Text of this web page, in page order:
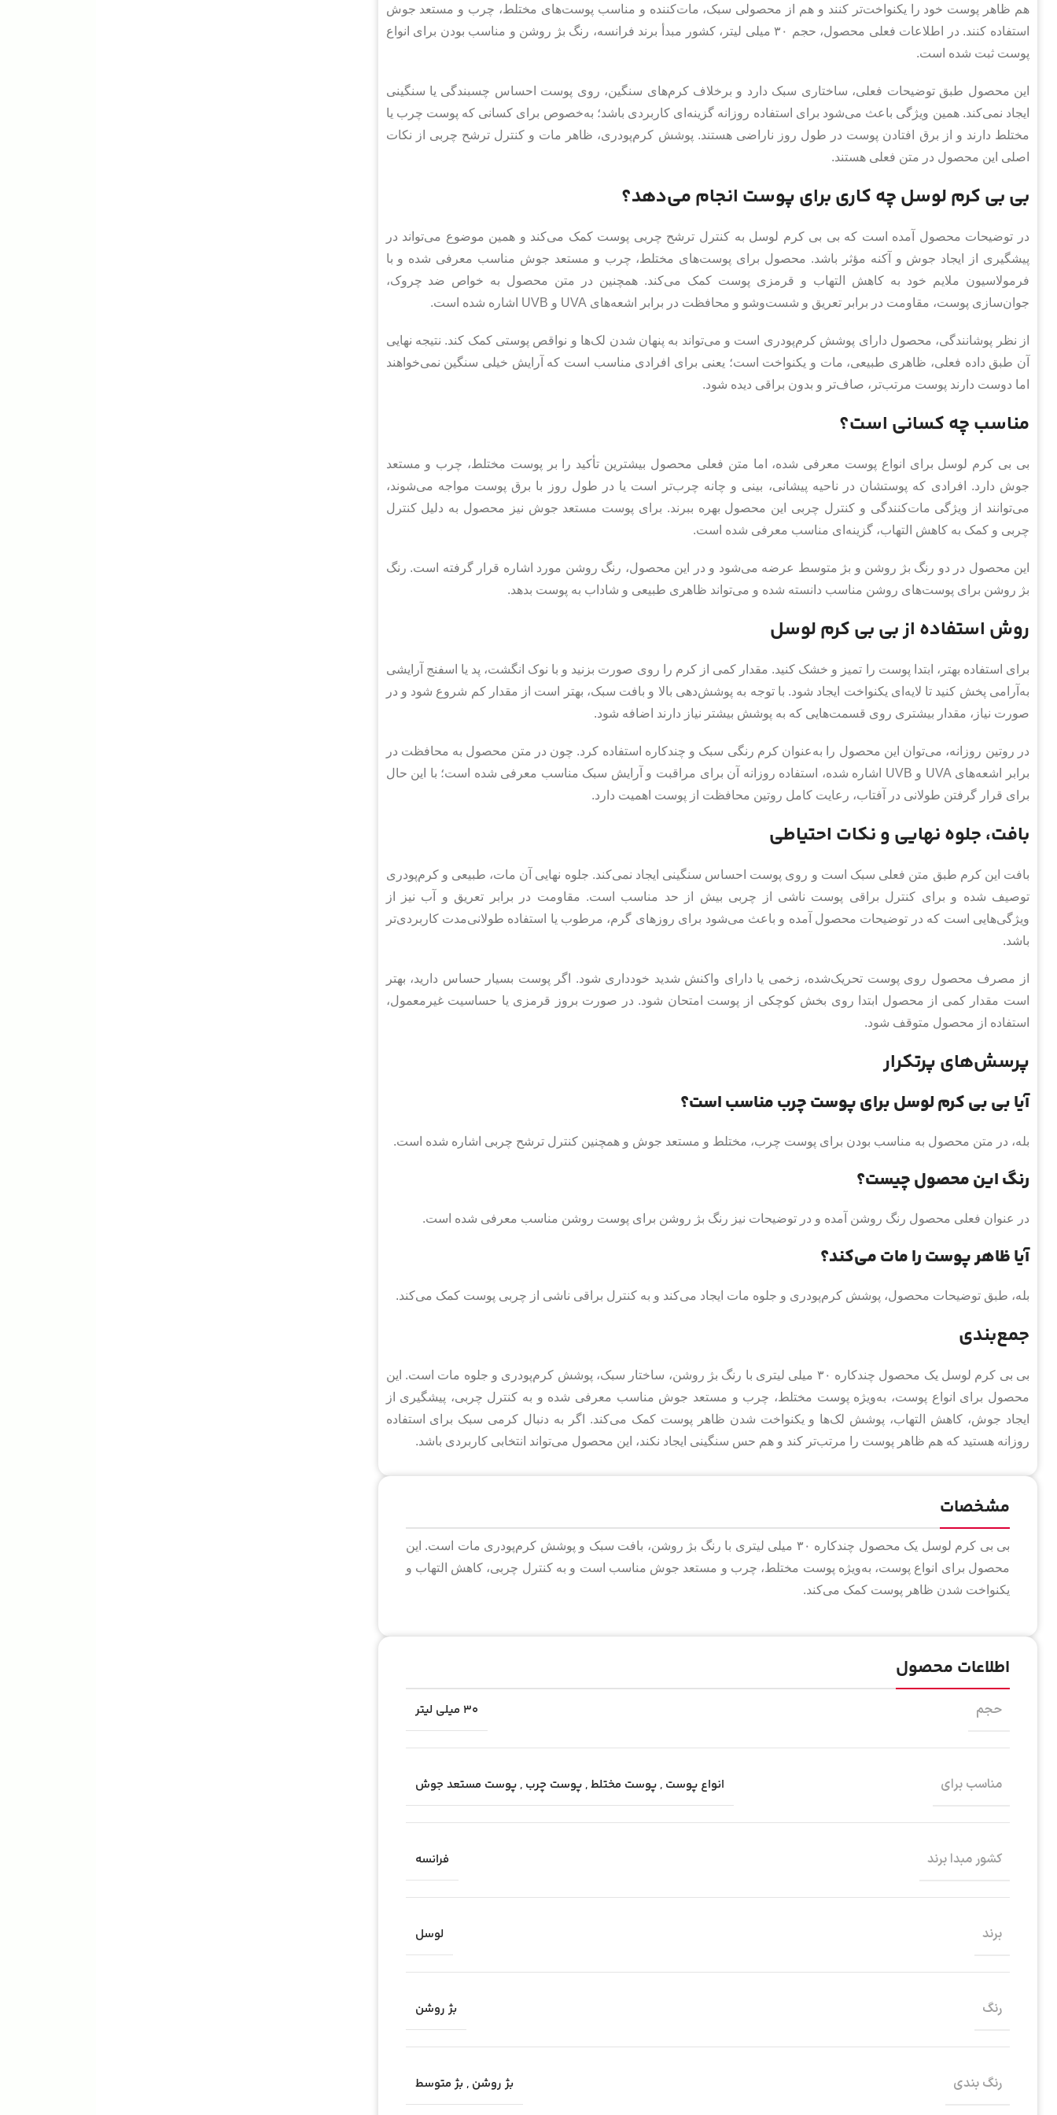
هم ظاهر پوست خود را یکنواخت‌تر کنند و هم از محصولی سبک، مات‌کننده و مناسب پوست‌های مختلط، چرب و مستعد جوش
استفاده کنند. در اطلاعات فعلی محصول، حجم ۳۰ میلی لیتر، کشور مبدأ برند فرانسه، رنگ بژ روشن و مناسب بودن برای انواع
پوست ثبت شده است.
این محصول طبق توضیحات فعلی، ساختاری سبک دارد و برخلاف کرم‌های سنگین، روی پوست احساس چسبندگی یا سنگینی
ایجاد نمی‌کند. همین ویژگی باعث می‌شود برای استفاده روزانه گزینه‌ای کاربردی باشد؛ به‌خصوص برای کسانی که پوست چرب یا
مختلط دارند و از برق افتادن پوست در طول روز ناراضی هستند. پوشش کرم‌پودری، ظاهر مات و کنترل ترشح چربی از نکات
اصلی این محصول در متن فعلی هستند.
بی بی کرم لوسل چه کاری برای پوست انجام می‌دهد؟
در توضیحات محصول آمده است که بی بی کرم لوسل به کنترل ترشح چربی پوست کمک می‌کند و همین موضوع می‌تواند در
پیشگیری از ایجاد جوش و آکنه مؤثر باشد. محصول برای پوست‌های مختلط، چرب و مستعد جوش مناسب معرفی شده و با
فرمولاسیون ملایم خود به کاهش التهاب و قرمزی پوست کمک می‌کند. همچنین در متن محصول به خواص ضد چروک،
جوان‌سازی پوست، مقاومت در برابر تعریق و شست‌وشو و محافظت در برابر اشعه‌های UVA و UVB اشاره شده است.
از نظر پوشانندگی، محصول دارای پوشش کرم‌پودری است و می‌تواند به پنهان شدن لک‌ها و نواقص پوستی کمک کند. نتیجه نهایی
آن طبق داده فعلی، ظاهری طبیعی، مات و یکنواخت است؛ یعنی برای افرادی مناسب است که آرایش خیلی سنگین نمی‌خواهند
اما دوست دارند پوست مرتب‌تر، صاف‌تر و بدون براقی دیده شود.
مناسب چه کسانی است؟
بی بی کرم لوسل برای انواع پوست معرفی شده، اما متن فعلی محصول بیشترین تأکید را بر پوست مختلط، چرب و مستعد
جوش دارد. افرادی که پوستشان در ناحیه پیشانی، بینی و چانه چرب‌تر است یا در طول روز با برق پوست مواجه می‌شوند،
می‌توانند از ویژگی مات‌کنندگی و کنترل چربی این محصول بهره ببرند. برای پوست مستعد جوش نیز محصول به دلیل کنترل
چربی و کمک به کاهش التهاب، گزینه‌ای مناسب معرفی شده است.
این محصول در دو رنگ بژ روشن و بژ متوسط عرضه می‌شود و در این محصول، رنگ روشن مورد اشاره قرار گرفته است. رنگ
بژ روشن برای پوست‌های روشن مناسب دانسته شده و می‌تواند ظاهری طبیعی و شاداب به پوست بدهد.
روش استفاده از بی بی کرم لوسل
برای استفاده بهتر، ابتدا پوست را تمیز و خشک کنید. مقدار کمی از کرم را روی صورت بزنید و با نوک انگشت، پد یا اسفنج آرایشی
به‌آرامی پخش کنید تا لایه‌ای یکنواخت ایجاد شود. با توجه به پوشش‌دهی بالا و بافت سبک، بهتر است از مقدار کم شروع شود و در
صورت نیاز، مقدار بیشتری روی قسمت‌هایی که به پوشش بیشتر نیاز دارند اضافه شود.
در روتین روزانه، می‌توان این محصول را به‌عنوان کرم رنگی سبک و چندکاره استفاده کرد. چون در متن محصول به محافظت در
برابر اشعه‌های UVA و UVB اشاره شده، استفاده روزانه آن برای مراقبت و آرایش سبک مناسب معرفی شده است؛ با این حال
برای قرار گرفتن طولانی در آفتاب، رعایت کامل روتین محافظت از پوست اهمیت دارد.
بافت، جلوه نهایی و نکات احتیاطی
بافت این کرم طبق متن فعلی سبک است و روی پوست احساس سنگینی ایجاد نمی‌کند. جلوه نهایی آن مات، طبیعی و کرم‌پودری
توصیف شده و برای کنترل براقی پوست ناشی از چربی بیش از حد مناسب است. مقاومت در برابر تعریق و آب نیز از
ویژگی‌هایی است که در توضیحات محصول آمده و باعث می‌شود برای روزهای گرم، مرطوب یا استفاده طولانی‌مدت کاربردی‌تر
باشد.
از مصرف محصول روی پوست تحریک‌شده، زخمی یا دارای واکنش شدید خودداری شود. اگر پوست بسیار حساس دارید، بهتر
است مقدار کمی از محصول ابتدا روی بخش کوچکی از پوست امتحان شود. در صورت بروز قرمزی یا حساسیت غیرمعمول،
استفاده از محصول متوقف شود.
پرسش‌های پرتکرار
آیا بی بی کرم لوسل برای پوست چرب مناسب است؟
بله، در متن محصول به مناسب بودن برای پوست چرب، مختلط و مستعد جوش و همچنین کنترل ترشح چربی اشاره شده است.
رنگ این محصول چیست؟
در عنوان فعلی محصول رنگ روشن آمده و در توضیحات نیز رنگ بژ روشن برای پوست روشن مناسب معرفی شده است.
آیا ظاهر پوست را مات می‌کند؟
بله، طبق توضیحات محصول، پوشش کرم‌پودری و جلوه مات ایجاد می‌کند و به کنترل براقی ناشی از چربی پوست کمک می‌کند.
جمع‌بندی
بی بی کرم لوسل یک محصول چندکاره ۳۰ میلی لیتری با رنگ بژ روشن، ساختار سبک، پوشش کرم‌پودری و جلوه مات است. این
محصول برای انواع پوست، به‌ویژه پوست مختلط، چرب و مستعد جوش مناسب معرفی شده و به کنترل چربی، پیشگیری از
ایجاد جوش، کاهش التهاب، پوشش لک‌ها و یکنواخت شدن ظاهر پوست کمک می‌کند. اگر به دنبال کرمی سبک برای استفاده
روزانه هستید که هم ظاهر پوست را مرتب‌تر کند و هم حس سنگینی ایجاد نکند، این محصول می‌تواند انتخابی کاربردی باشد.
مشخصات
بی بی کرم لوسل یک محصول چندکاره ۳۰ میلی لیتری با رنگ بژ روشن، بافت سبک و پوشش کرم‌پودری مات است. این
محصول برای انواع پوست، به‌ویژه پوست مختلط، چرب و مستعد جوش مناسب است و به کنترل چربی، کاهش التهاب و
یکنواخت شدن ظاهر پوست کمک می‌کند.
اطلاعات محصول
حجم ۳۰ میلی لیتر
مناسب برای انواع پوست ,پوست مختلط,پوست چرب ,پوست مستعد جوش
کشور مبدا برند فرانسه
برند لوسل
رنگ بژ روشن
رنگ بندی بژ روشن ,بژ متوسط